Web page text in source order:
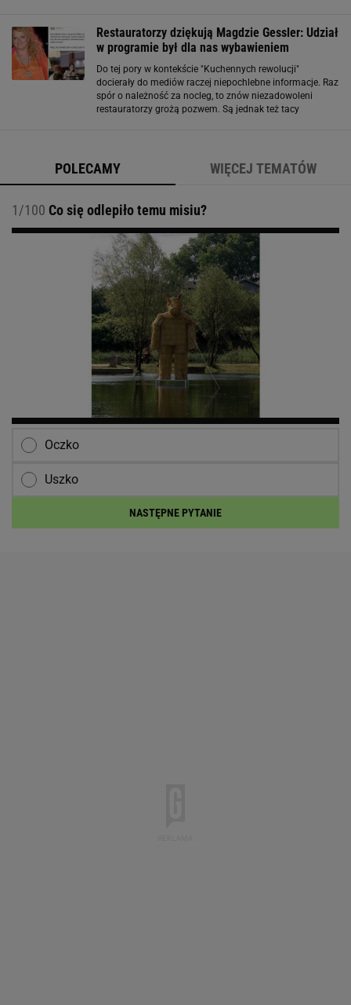
Restauratorzy dziękują Magdzie Gessler: Udział
w programie był dla nas wybawieniem
Do tej pory w kontekście "Kuchennych rewolucji"
docierały do mediów raczej niepochlebne informacje. Raz
spór o należność za nocleg, to znów niezadowoleni
restauratorzy grożą pozwem. Są jednak też tacy
POLECAMY WIĘCEJ TEMATÓW
1/100 Co się odlepiło temu misiu?
Oczko
Uszko
NASTĘPNE PYTANIE